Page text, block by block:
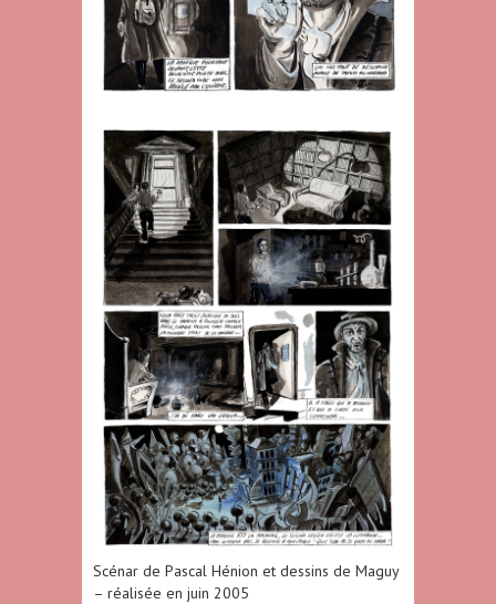
Scénar de Pascal Hénion et dessins de Maguy
– réalisée en juin 2005